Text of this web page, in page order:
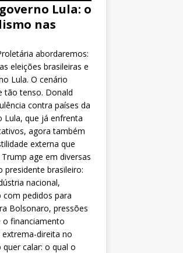
Lula: o
nas
abordaremos:
eleições brasileiras e
Lula. O cenário
tão tenso. Donald
contra países da
Lula, que já enfrenta
agora também
externa que
age em diversas
presidente brasileiro:
nacional,
com pedidos para
Bolsonaro, pressões
o financiamento
direita no
quer calar: o qual o